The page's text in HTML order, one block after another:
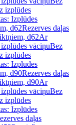
izplūdes
Izplūdes
d62Rezerves daļas
d62Ar
vāciņuBez
izplūdes
Izplūdes
d90Rezerves daļas
d90Ar
vāciņuBez
izplūdes
Izplūdes
daļas